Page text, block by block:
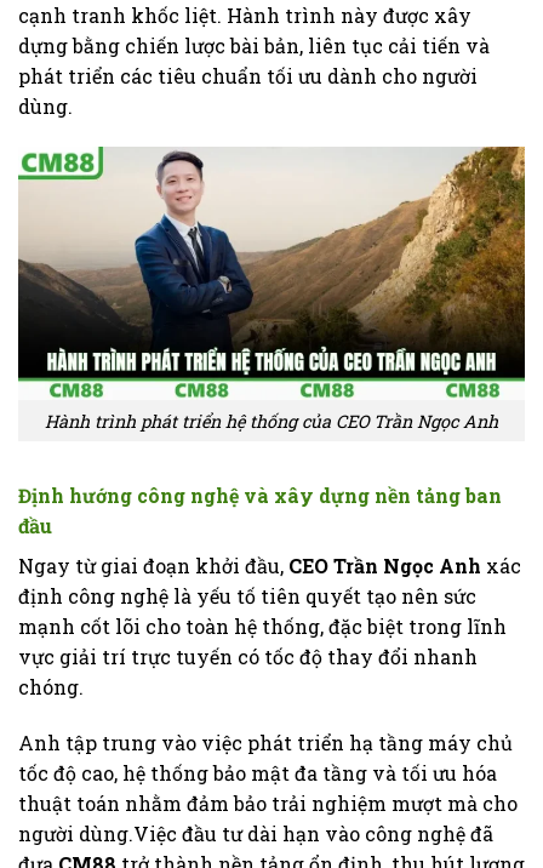
cạnh tranh khốc liệt. Hành trình này được xây
dựng bằng chiến lược bài bản, liên tục cải tiến và
phát triển các tiêu chuẩn tối ưu dành cho người
dùng.
Hành trình phát triển hệ thống của CEO Trần Ngọc Anh
Định hướng công nghệ và xây dựng nền tảng ban
đầu
Ngay từ giai đoạn khởi đầu, CEO Trần Ngọc Anh xác
định công nghệ là yếu tố tiên quyết tạo nên sức
mạnh cốt lõi cho toàn hệ thống, đặc biệt trong lĩnh
vực giải trí trực tuyến có tốc độ thay đổi nhanh
chóng.
Anh tập trung vào việc phát triển hạ tầng máy chủ
tốc độ cao, hệ thống bảo mật đa tầng và tối ưu hóa
thuật toán nhằm đảm bảo trải nghiệm mượt mà cho
người dùng.Việc đầu tư dài hạn vào công nghệ đã